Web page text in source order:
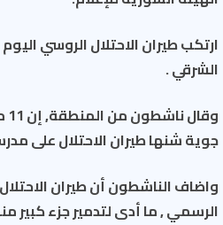
ارتكب طيران الاحتلال الروسي
الشرقي .
جوية شنها طيران الاحتلال على
واضاف الناشطون أن طيران
الرسمي , ما أدى لتدمير جزء كبير